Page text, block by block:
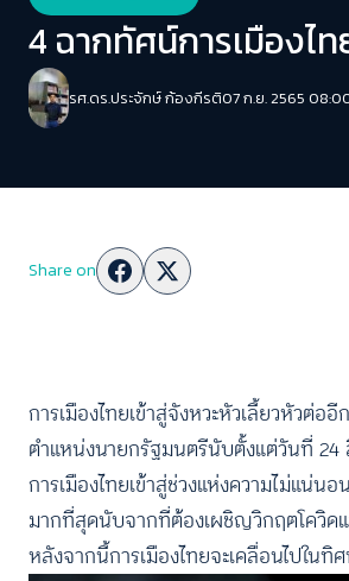
4 ฉากทัศน์การเมืองไ
รศ.ดร.ประจักษ์ ก้องกีรติ07 ก.ย. 2565
Share on
การเมืองไทยเข้าสู่จังหวะหัวเลี้ยวหัวต่
ตำแหน่งนายกรัฐมนตรีนับตั้งแต่วันที่ 24
การเมืองไทยเข้าสู่ช่วงแห่งความไม่แน่
มากที่สุดนับจากที่ต้องเผชิญวิกฤตโควิดแ
หลังจากนี้การเมืองไทยจะเคลื่อนไปใน